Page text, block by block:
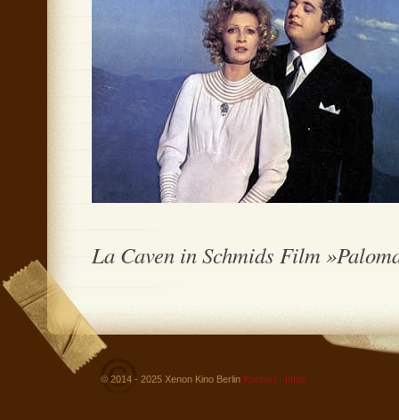
La Caven in Schmids Film
© 2014 - 2025 Xenon Kino Berlin Kontakt - Infos